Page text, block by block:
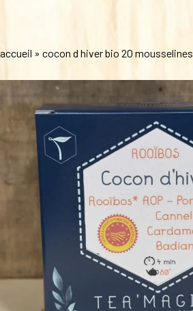
accueil » cocon d hiver bio 20 mousselines